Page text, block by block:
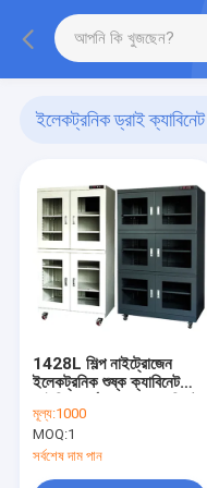
ইলেকট্রনিক ড্রাই ক্যাবিনেট
1428L শিল্প নাইট্রোজেন
ইলেকট্রনিক শুষ্ক ক্যাবিনেট
মূল্য:1000
MOQ:1
সর্বশেষ দাম পান